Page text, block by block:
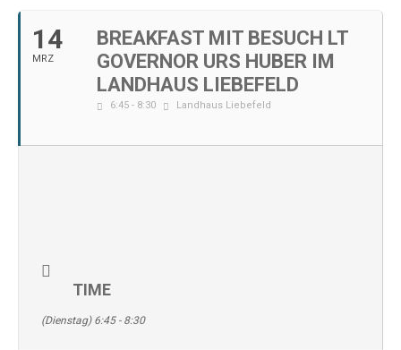
14
MRZ
BREAKFAST MIT BESUCH LT
GOVERNOR URS HUBER IM
LANDHAUS LIEBEFELD
6:45 - 8:30 Landhaus Liebefeld
TIME
(Dienstag) 6:45 - 8:30